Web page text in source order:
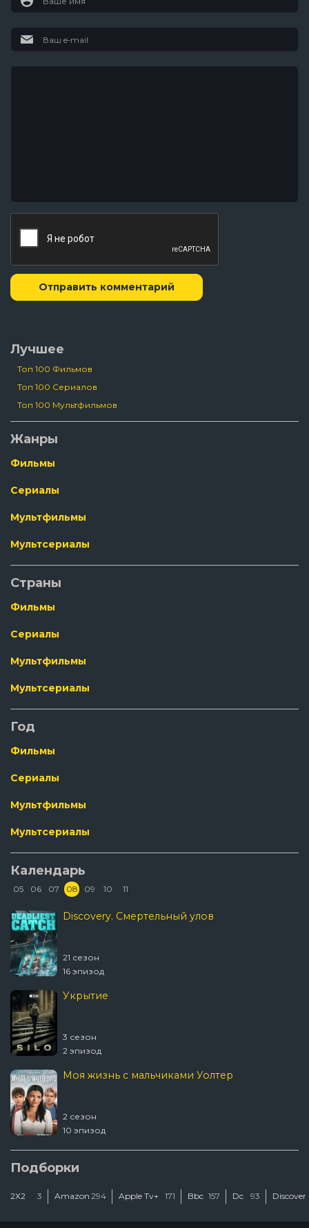
Отправить комментарий
Лучшее
Топ 100 Фильмов
Топ 100 Сериалов
Топ 100 Мультфильмов
Жанры
Фильмы
Сериалы
Мультфильмы
Мультсериалы
Страны
Фильмы
Сериалы
Мультфильмы
Мультсериалы
Год
Фильмы
Сериалы
Мультфильмы
Мультсериалы
Календарь
05 06 07 08 09 10 11
Discovery. Смертельный улов
21 сезон
16 эпизод
Укрытие
3 сезон
2 эпизод
Моя жизнь с мальчиками Уолтер
2 сезон
10 эпизод
Шугар
2 сезон
Подборки
2Х2 3 Amazon 294 Apple Tv+ 171 Bbc 157 Dc 93